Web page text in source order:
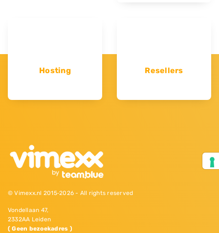
Hosting Resellers
© Vimexx.nl 2015‐2026 - All rights reserved
Vondellaan 47,
2332AA Leiden
( Geen bezoekadres )